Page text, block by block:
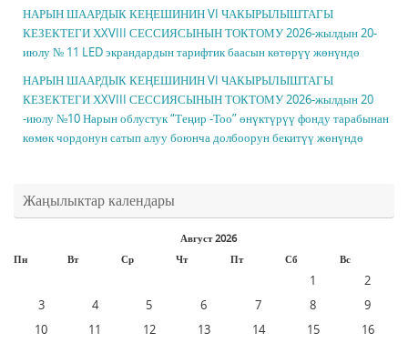
НАРЫН ШААРДЫК КЕҢЕШИНИН VI ЧАКЫРЫЛЫШТАГЫ
КЕЗЕКТЕГИ ХXVIII СЕССИЯСЫНЫН ТОКТОМУ 2026-жылдын 20-
июлу № 11 LED экрандардын тарифтик баасын көтөрүү жөнүндө
НАРЫН ШААРДЫК КЕҢЕШИНИН VI ЧАКЫРЫЛЫШТАГЫ
КЕЗЕКТЕГИ ХXVIII СЕССИЯСЫНЫН ТОКТОМУ 2026-жылдын 20
-июлу №10 Нарын облустук “Теңир -Тоо” өнүктүрүү фонду тарабынан
көмөк чордонун сатып алуу боюнча долбоорун бекитүү жөнүндө
Жаңылыктар календары
Август 2026
Пн
Вт Ср Чт Пт Сб Вс
1
2
3
4 5 6 7 8
9
10
11 12 13 14 15
16